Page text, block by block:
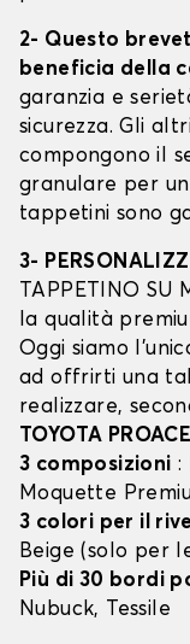
2- Questo
beneficia della
garanzia e
sicurezza. Gli
compongono il
granulare per
tappetini sono
3-
TAPPETINO SU
la qualità
Oggi siamo
ad offrirti una
realizzare,
TOYOTA
3 composizioni :
Moquette
3 colori per il
Beige (solo per
Più di 30 bordi
Nubuck, Tessile